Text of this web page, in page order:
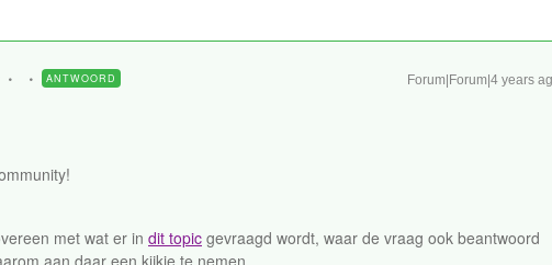
ANTWOORD Forum|Forum|4 years
met wat er in dit topic gevraagd wordt, waar de vraag ook beantwoord
aan daar een kijkje te nemen.